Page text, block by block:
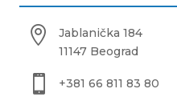

Jablanička 184
11147 Beograd
 +381 66 811 83 80